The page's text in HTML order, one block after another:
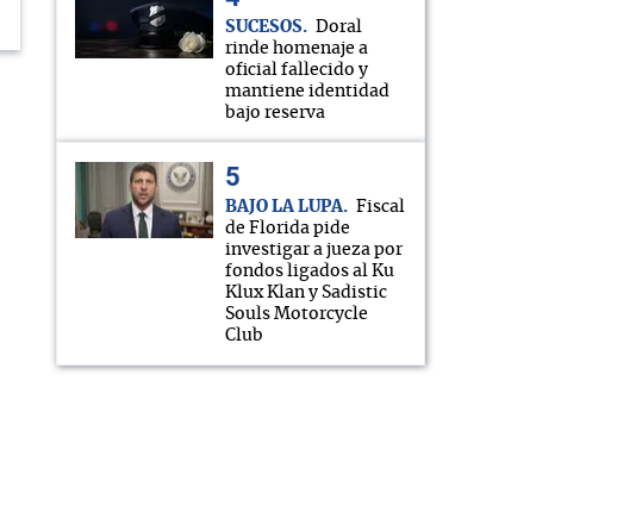
SUCESOS
Doral
rinde homenaje a
oficial fallecido y
mantiene identidad
bajo reserva
BAJO LA LUPA
Fiscal
de Florida pide
investigar a jueza por
fondos ligados al Ku
Klux Klan y Sadistic
Souls Motorcycle
Club